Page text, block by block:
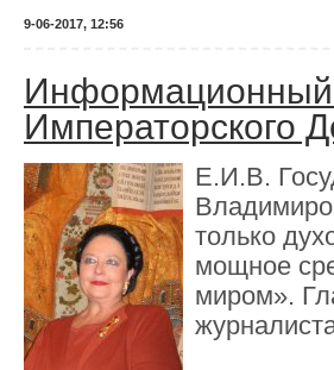
9-06-2017, 12:56
Информационный
Императорского
Е.И.В.
только
мощное
миром».